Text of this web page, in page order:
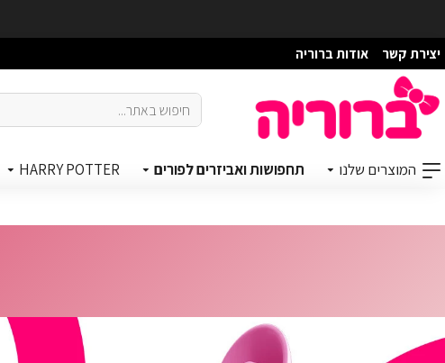
יצירת קשר אודות ברוריה
המוצרים שלנו תחפושות ואביזרים לפורים HARRY POTTER